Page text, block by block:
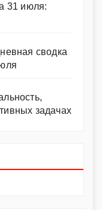
31 июля:
сводка
задачах